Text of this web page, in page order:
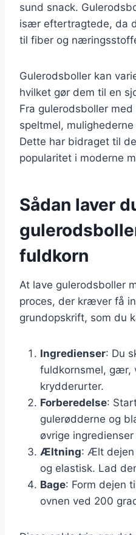
sund snack.
især eftertragtede, da
til fiber og
Gulerodsboller kan
hvilket gør dem til en
Fra gulerodsboller
speltmel,
Dette har bidraget til
popularitet i moderne
Sådan laver
fuldkorn
At lave gulerodsboller
proces, der kræver få
grundopskrift, som du
Ingredienser: Du
fuldkornsmel, gær,
krydderurter.
Forberedelse:
gulerødderne og
øvrige
Æltning: Ælt dejen
og elastisk. Lad
Bage: Form dejen
ovnen ved 200